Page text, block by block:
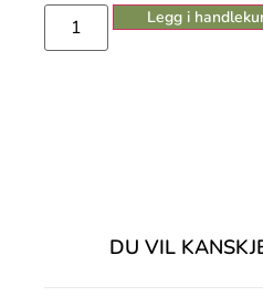
Legg i
DU VIL